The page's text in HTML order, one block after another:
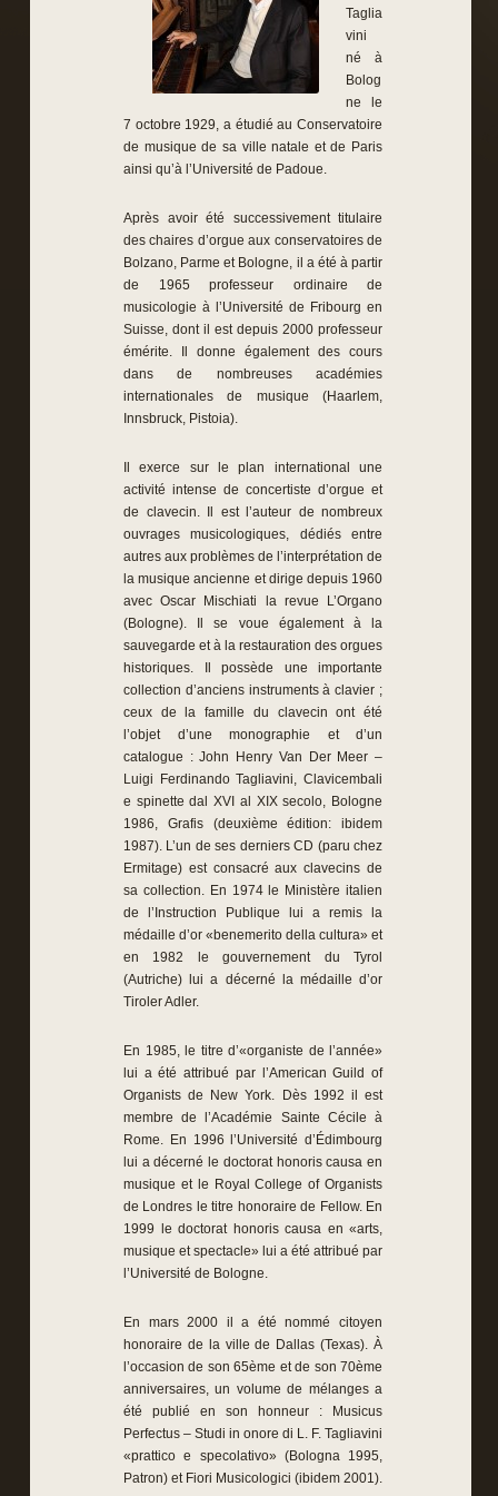
Taglia
vini
né à
Bolog
ne le
7 octobre 1929, a étudié au Conservatoire
de musique de sa ville natale et de Paris
ainsi qu’à l’Université de Padoue.
Après avoir été successivement titulaire
des chaires d’orgue aux conservatoires de
Bolzano, Parme et Bologne, il a été à partir
de 1965 professeur ordinaire de
musicologie à l’Université de Fribourg en
Suisse, dont il est depuis 2000 professeur
émérite. Il donne également des cours
dans de nombreuses académies
internationales de musique (Haarlem,
Innsbruck, Pistoia).
Il exerce sur le plan international une
activité intense de concertiste d’orgue et
de clavecin. Il est l’auteur de nombreux
ouvrages musicologiques, dédiés entre
autres aux problèmes de l’interprétation de
la musique ancienne et dirige depuis 1960
avec Oscar Mischiati la revue L’Organo
(Bologne). Il se voue également à la
sauvegarde et à la restauration des orgues
historiques. Il possède une importante
collection d’anciens instruments à clavier ;
ceux de la famille du clavecin ont été
l’objet d’une monographie et d’un
catalogue : John Henry Van Der Meer –
Luigi Ferdinando Tagliavini, Clavicembali
e spinette dal XVI al XIX secolo, Bologne
1986, Grafis (deuxième édition: ibidem
1987). L’un de ses derniers CD (paru chez
Ermitage) est consacré aux clavecins de
sa collection. En 1974 le Ministère italien
de l’Instruction Publique lui a remis la
médaille d’or «benemerito della cultura» et
en 1982 le gouvernement du Tyrol
(Autriche) lui a décerné la médaille d’or
Tiroler Adler.
En 1985, le titre d’«organiste de l’année»
lui a été attribué par l’American Guild of
Organists de New York. Dès 1992 il est
membre de l’Académie Sainte Cécile à
Rome. En 1996 l’Université d’Édimbourg
lui a décerné le doctorat honoris causa en
musique et le Royal College of Organists
de Londres le titre honoraire de Fellow. En
1999 le doctorat honoris causa en «arts,
musique et spectacle» lui a été attribué par
l’Université de Bologne.
En mars 2000 il a été nommé citoyen
honoraire de la ville de Dallas (Texas). À
l’occasion de son 65ème et de son 70ème
anniversaires, un volume de mélanges a
été publié en son honneur : Musicus
Perfectus – Studi in onore di L. F. Tagliavini
«prattico e specolativo» (Bologna 1995,
Patron) et Fiori Musicologici (ibidem 2001).